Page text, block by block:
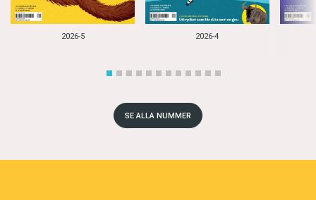
2026-5 2026-4
SE ALLA NUMMER